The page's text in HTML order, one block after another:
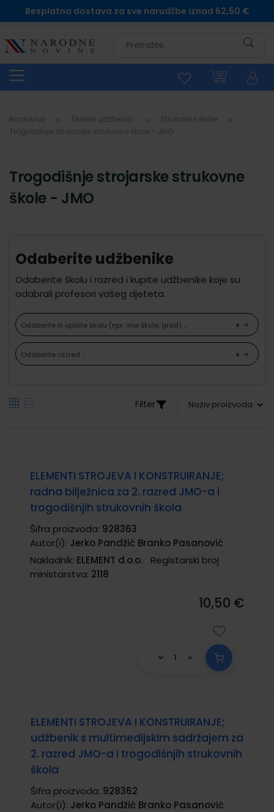
Besplatna dostava za sve narudžbe iznad 62,50 €
Naslovna Školski udžbenici
Strukovne škole
Trogodišnje strojarske strukovne
škole - JMO
Odaberite udžbenike
Odaberite školu i razred i kupite udžbenike koje su
odabrali profesori vašeg djeteta.
×
Odaberite ili upišite školu (npr. ime škole, grad) ...
×
Odaberite razred ...
Filter
ELEMENTI STROJEVA I KONSTRUIRANJE;
radna bilježnica za 2. razred JMO-a i
trogodišnjih strukovnih škola
Šifra proizvoda: 928363
Autor(i): Jerko Pandžić Branko Pasanović
Nakladnik: ELEMENT d.o.o.
Registarski broj
ministarstva: 2118
10,50 €
ELEMENTI STROJEVA I KONSTRUIRANJE;
udžbenik s multimedijskim sadržajem za
2. razred JMO-a i trogodišnjih strukovnih
škola
Šifra proizvoda: 928362
Autor(i): Jerko Pandžić Branko Pasanović